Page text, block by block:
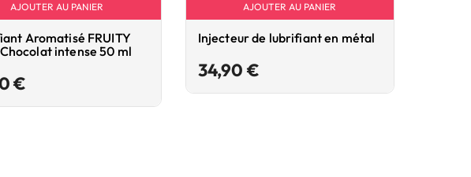
AJOUTER AU PANIER
Aromatisé FRUITY
intense 50 ml
€Prix
AJOUTER AU PANIER
Injecteur de lubrifiant en métal
34,90 €Prix